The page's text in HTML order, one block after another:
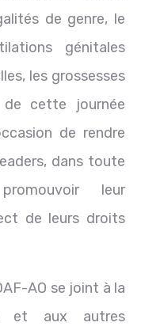
de genre, le
génitales
les grossesses
de cette journée
de rendre
dans toute
leur
de leurs droits
AO se joint à la
et aux autres